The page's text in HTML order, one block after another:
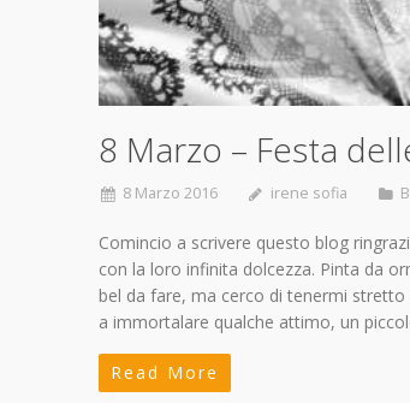
8 Marzo – Festa
8 Marzo 2016 irene sofia
Comincio a scrivere questo blog
con la loro infinita dolcezza. Pinta da
bel da fare, ma cerco di tenermi
a immortalare qualche attimo, un
Read More